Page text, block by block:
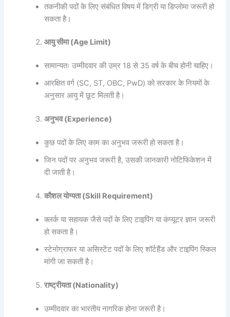
तकनीकी पदों के लिए संबंधित विषय में डिग्री या डिप्लोमा जरूरी हो
सकता है।
आयु सीमा (Age Limit)
सामान्यतः उम्मीदवार की उम्र 18 से 35 वर्ष के बीच होनी चाहिए।
आरक्षित वर्ग (SC, ST, OBC, PwD) को सरकार के नियमों के
अनुसार आयु में छूट मिलती है।
अनुभव (Experience)
कुछ पदों के लिए काम का अनुभव जरूरी हो सकता है।
जिन पदों पर अनुभव जरूरी है, उसकी जानकारी नोटिफिकेशन में
दी जाती है।
कौशल योग्यता (Skill Requirement)
क्लर्क या सहायक जैसे पदों के लिए टाइपिंग या कंप्यूटर ज्ञान जरूरी
हो सकता है।
स्टेनोग्राफर या असिस्टेंट पदों के लिए शॉर्टहैंड और टाइपिंग स्किल
मांगी जा सकती है।
राष्ट्रीयता (Nationality)
उम्मीदवार का भारतीय नागरिक होना जरूरी है।